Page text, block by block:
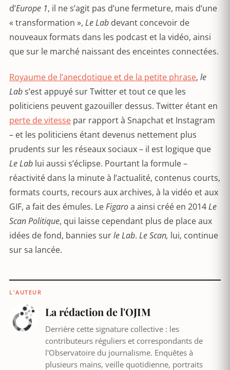
d’Europe 1, il ne s’agit pas d’une fermeture, mais d’une
« transformation », Le Lab devant concevoir de
nouveaux formats dans les podcast et la vidéo, ainsi
que sur le marché naissant des enceintes connectées.
Royaume de l’anecdotique et de la petite phrase, le
Labs’est appuyé sur Twitter et tout ce que les
politiciens peuvent gazouiller dessus. Twitter étant en
perte de vitesse par rapport à Snapchat et Instagram
– et les politiciens étant devenus nettement plus
prudents sur les réseaux sociaux – il est logique que
Le Lab lui aussi s’éclipse. Pourtant la formule –
réactivité dans la minute à l’actualité, contenus courts,
formats courts, recours aux archives, à la vidéo et aux
GIF, a fait des émules. LeFigaroa ainsi créé en 2014Le
Scan Politique, qui laisse cependant plus de place aux
idées de fond, bannies surle Lab. Le Scan, lui, continue
sur sa lancée.
L'AUTEUR
La rédaction de l'OJIM
Derrière cette signature collective : les
contributeurs réguliers et correspondants de
l'Observatoire du journalisme. Enquêtes à
plusieurs mains, veille quotidienne, portraits